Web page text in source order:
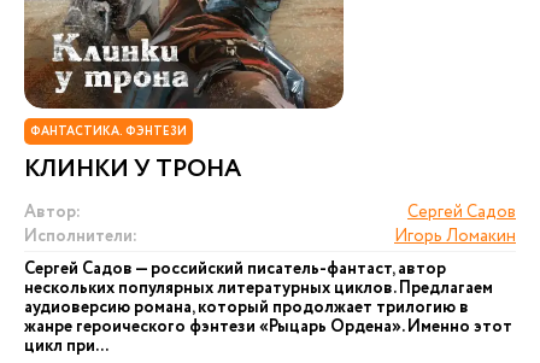
ФАНТАСТИКА. ФЭНТЕЗИ
КЛИНКИ У ТРОНА
Автор:
Сергей Садов
Исполнители:
Игорь Ломакин
Сергей Садов — российский писатель-фантаст, автор
нескольких популярных литературных циклов. Предлагаем
аудиоверсию романа, который продолжает трилогию в
жанре героического фэнтези «Рыцарь Ордена». Именно этот
цикл при...